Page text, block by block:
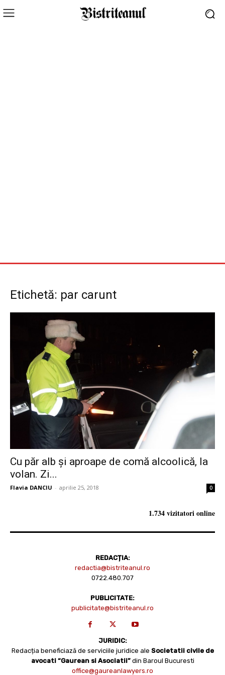
Etichetă: par carunt
Cu păr alb și aproape de comă alcoolică, la
volan. Zi...
Flavia DANCIU - aprilie 25, 2018 0
1.734 vizitatori online
REDACȚIA:
redactia@bistriteanul.ro
0722.480.707
PUBLICITATE:
publicitate@bistriteanul.ro
JURIDIC:
Redacția beneficiază de serviciile juridice ale Societatii civile de
avocati “Gaurean si Asociatii” din Baroul Bucuresti
office@gaureanlawyers.ro